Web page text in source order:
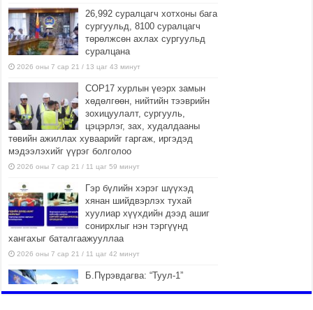
26,992 суралцагч хотхоны бага
сургуульд, 8100 суралцагч
төрөлжсөн ахлах сургуульд
суралцана
2026 оны 7 сар 21 / 13 цаг 43 минут
COP17 хурлын үеэрх замын
хөдөлгөөн, нийтийн тээврийн
зохицуулалт, сургууль,
цэцэрлэг, зах, худалдааны
төвийн ажиллах хуваарийг гаргаж, иргэдэд
мэдээлэхийг үүрэг болголоо
2026 оны 7 сар 21 / 11 цаг 59 минут
Гэр бүлийн хэрэг шүүхэд
хянан шийдвэрлэх тухай
хуулиар хүүхдийн дээд ашиг
сонирхлыг нэн тэргүүнд
хангахыг баталгаажууллаа
2026 оны 7 сар 21 / 11 цаг 42 минут
Б.Пүрэвдагва: “Туул-1”